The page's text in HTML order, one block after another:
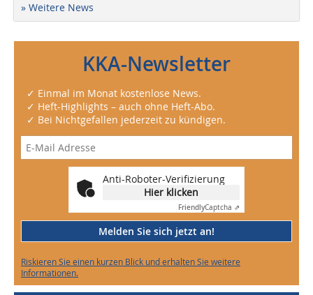
» Weitere News
KKA-Newsletter
✓ Einmal im Monat kostenlose News.
✓ Heft-Highlights – auch ohne Heft-Abo.
✓ Bei Nichtgefallen jederzeit zu kündigen.
Anti-Roboter-Verifizierung
Hier klicken
FriendlyCaptcha ⇗
Melden Sie sich jetzt an!
Riskieren Sie einen kurzen Blick und erhalten Sie weitere
Informationen.